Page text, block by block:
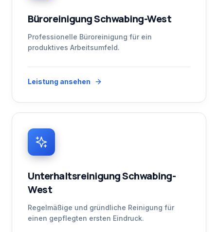
Büroreinigung Schwabing-West
Professionelle Büroreinigung für ein
produktives Arbeitsumfeld.
Leistung ansehen
Unterhaltsreinigung Schwabing-
West
Regelmäßige und gründliche Reinigung für
einen gepflegten ersten Eindruck.